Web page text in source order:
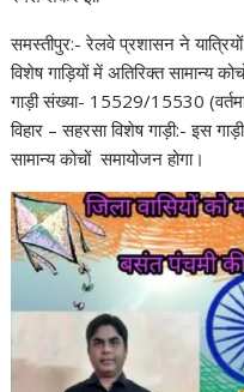
समस्तीपुर:- रेलवे प्रशासन ने
विशेष गाड़ियों में अतिरिक्त सामान्य
गाड़ी संख्या- 15529/15530
विहार – सहरसा विशेष गाड़ी:- इस
सामान्य कोचों समायोजन होगा।